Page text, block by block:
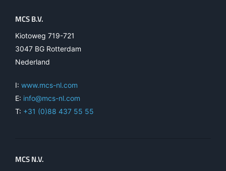
MCS B.V.
Kiotoweg 719-721
3047 BG Rotterdam
Nederland
I: www.mcs-nl.com
E: info@mcs-nl.com
T: +31 (0)88 437 55 55
MCS N.V.